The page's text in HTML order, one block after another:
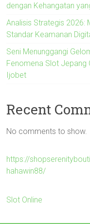
dengan Kehangatan
Analisis Strategis 2026:
Standar Keamanan
Seni Menunggangi
Fenomena Slot Jepang
Ijobet
Recent
No comments to show.
https://
hahawin88/
Slot Online